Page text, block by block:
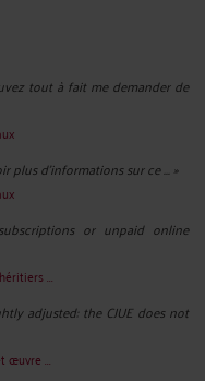
tout à fait me demander de
plus d'informations sur ce ... »
or unpaid online
...
adjusted: the CJUE does not
œuvre ...